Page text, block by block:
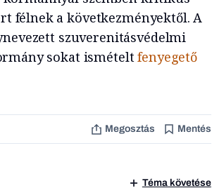
félnek a következményektől. A
szuverenitásvédelmi
sokat ismételtfenyegető
Megosztás Mentés
Téma követése